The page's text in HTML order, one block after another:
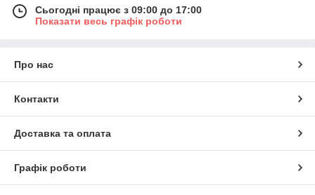
Сьогодні працює з 09:00 до 17:00
Показати весь графік роботи
Про нас
Контакти
Доставка та оплата
Графік роботи